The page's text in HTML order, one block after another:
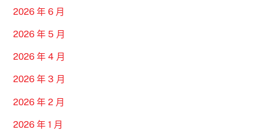
2026 年 6 月
2026 年 5 月
2026 年 4 月
2026 年 3 月
2026 年 2 月
2026 年 1 月